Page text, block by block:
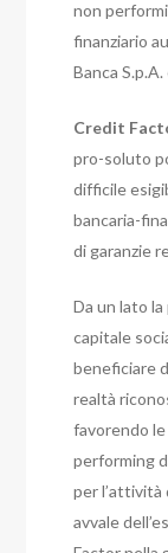
non
finanziario
Banca
Credit
pro-soluto
difficile
bancaria-
di garanzie
Da un lato
capitale
beneficiare
realtà
favorendo
performing
per
avvale